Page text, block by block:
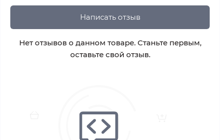
Написать отзыв
Нет отзывов о данном товаре. Станьте первым,
оставьте свой отзыв.